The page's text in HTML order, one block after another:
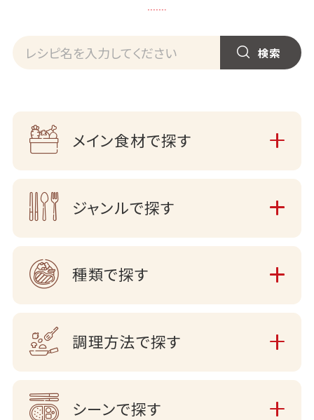
メイン食材で探す
ジャンルで探す
種類で探す
調理方法で探す
シーンで探す